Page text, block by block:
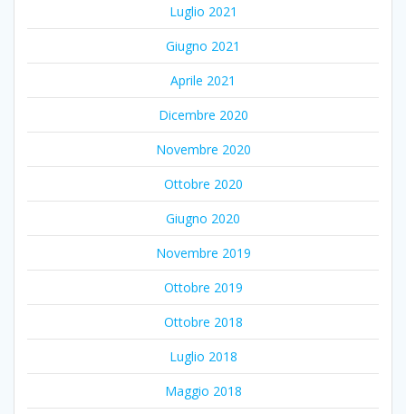
Luglio 2021
Giugno 2021
Aprile 2021
Dicembre 2020
Novembre 2020
Ottobre 2020
Giugno 2020
Novembre 2019
Ottobre 2019
Ottobre 2018
Luglio 2018
Maggio 2018